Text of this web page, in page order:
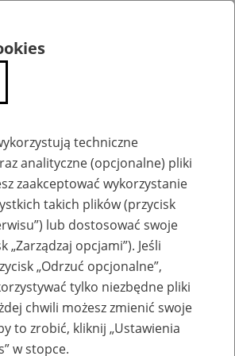
siebie: Aktywni 50+
techniczne
analityczne (opcjonalne) pliki
zaakceptować wykorzystanie
takich plików (przycisk
lub dostosować swoje
„Zarządzaj opcjami”). Jeśli
„Odrzuć opcjonalne”,
tylko niezbędne pliki
chwili możesz zmienić swoje
to zrobić, kliknij „Ustawienia
w stopce.